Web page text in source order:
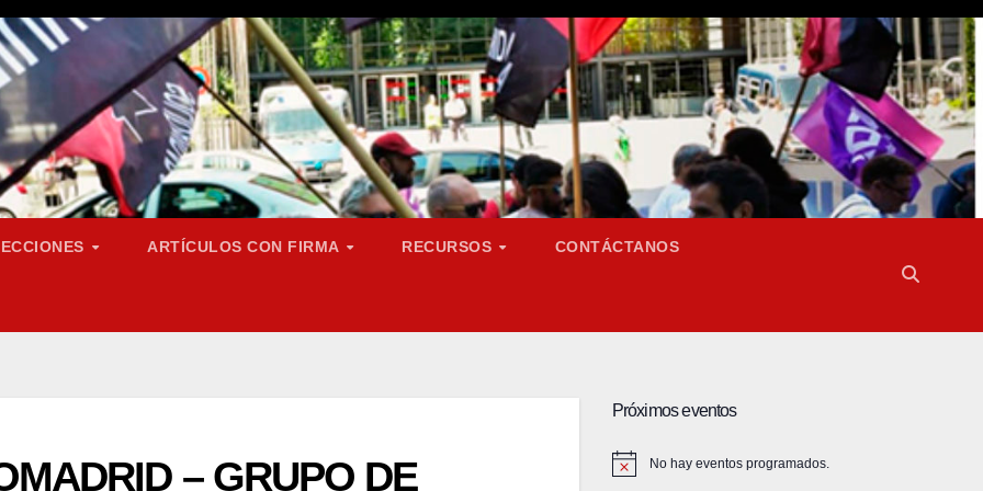
ARTÍCULOS CON FIRMA RECURSOS CONTÁCTANOS
– GRUPO DE
Próximos eventos
No hay eventos programados.